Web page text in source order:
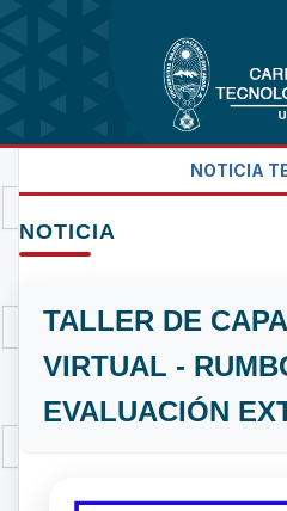
NOTICIA
NOTICIA
TALLER DE
VIRTUAL -
EVALUACIÓN